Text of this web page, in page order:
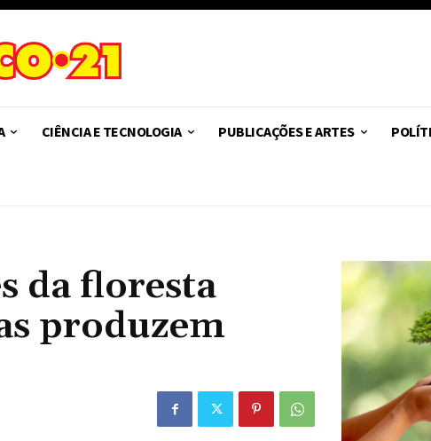
CIÊNCIA E TECNOLOGIA PUBLICAÇÕES E ARTES
da floresta
produzem